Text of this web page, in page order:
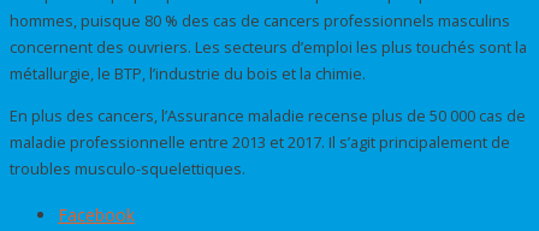
hommes, puisque 80 % des cas de cancers professionnels masculins
concernent des ouvriers. Les secteurs d’emploi les plus touchés sont la
métallurgie, le BTP, l’industrie du bois et la chimie.
En plus des cancers, l’Assurance maladie recense plus de 50 000 cas de
maladie professionnelle entre 2013 et 2017. Il s’agit principalement de
troubles musculo-squelettiques.
Facebook